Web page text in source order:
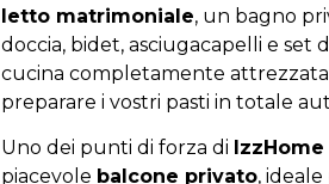
letto matrimoniale, un bagno
doccia, bidet, asciugacapelli e set
cucina completamente
preparare i vostri pasti in totale
Uno dei punti di forza di
piacevole balcone privato,